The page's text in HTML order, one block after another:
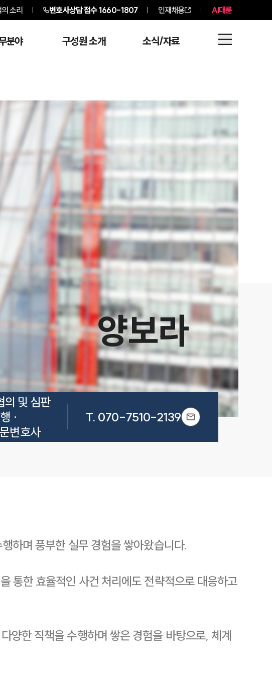
소리 변호사상담 접수1660-1807 인재채용 AI대륜
분야 구성원 소개 소식/자료
양보라
의 및 심판
·
변호사
T. 070-7510-2139
하며 풍부한 실무 경험을 쌓아왔습니다.
통한 효율적인 사건 처리에도 전략적으로 대응하고
양한 직책을 수행하며 쌓은 경험을 바탕으로, 체계